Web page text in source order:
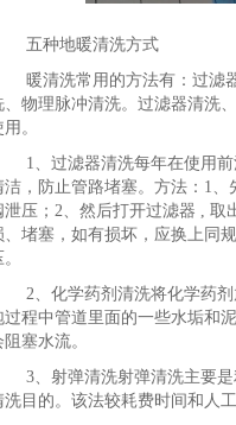
五种地暖清洗方式
暖清洗常用的方法有：过滤
、物理脉冲清洗。过滤器清洗
。
1、过滤器清洗每年在使用
洁，防止管路堵塞。方法：1
泄压；2、然后打开过滤器 , 取
、堵塞，如有损坏，应换上同
2、化学药剂清洗将化学药
过程中管道里面的一些水垢和
塞水流。
3、射弹清洗射弹清洗主要
洗目的。该法较耗费时间和人